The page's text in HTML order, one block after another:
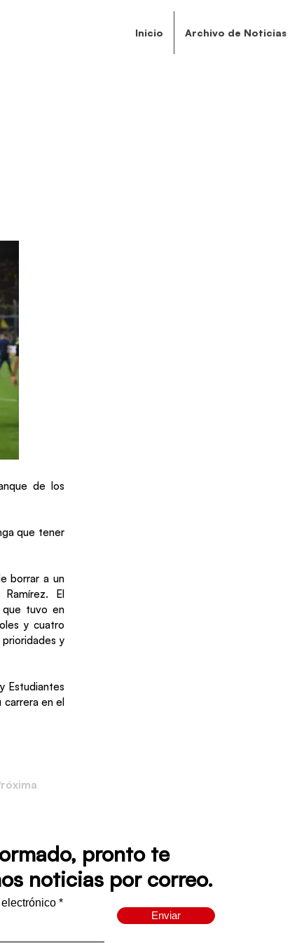
Inicio Archivo de Noticias
de los
que tener
borrar a un
El
que tuvo en
y cuatro
y
Estudiantes
carrera en el
pronto te
noticias por correo.
electrónico
Enviar